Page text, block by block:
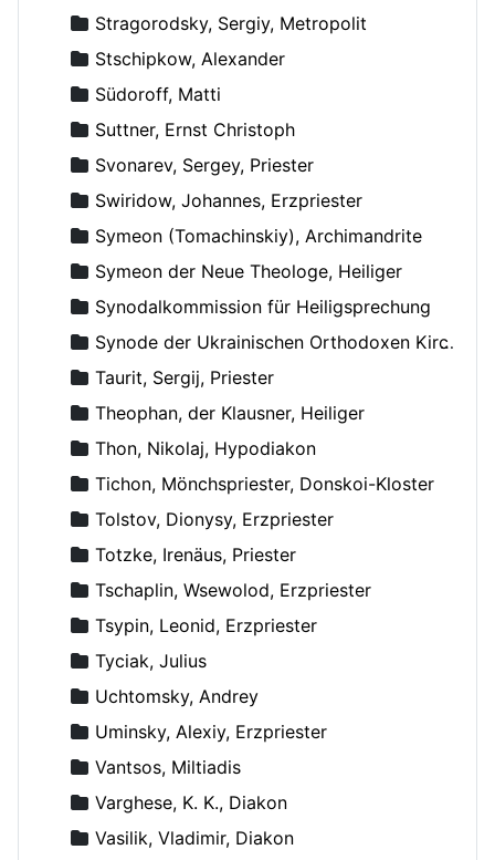
Stragorodsky, Sergiy, Metropolit
Stschipkow, Alexander
Südoroff, Matti
Suttner, Ernst Christoph
Svonarev, Sergey, Priester
Swiridow, Johannes, Erzpriester
Symeon (Tomachinskiy), Archimandrite
Symeon der Neue Theologe, Heiliger
Synodalkommission für Heiligsprechung
Synode der Ukrainischen Orthodoxen Kirche
Taurit, Sergij, Priester
Theophan, der Klausner, Heiliger
Thon, Nikolaj, Hypodiakon
Tichon, Mönchspriester, Donskoi-Kloster
Tolstov, Dionysy, Erzpriester
Totzke, Irenäus, Priester
Tschaplin, Wsewolod, Erzpriester
Tsypin, Leonid, Erzpriester
Tyciak, Julius
Uchtomsky, Andrey
Uminsky, Alexiy, Erzpriester
Vantsos, Miltiadis
Varghese, K. K., Diakon
Vasilik, Vladimir, Diakon